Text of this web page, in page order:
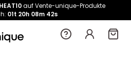
HEAT10auf Vente-unique-Produkte
01t 20h 08m 42s